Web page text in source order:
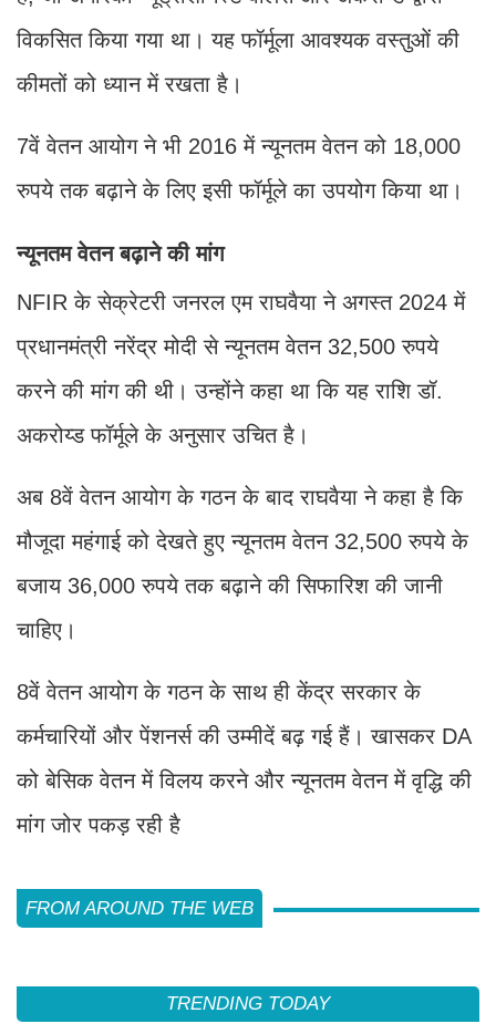
विकसित किया गया था। यह फॉर्मूला आवश्यक वस्तुओं की
कीमतों को ध्यान में रखता है।
7वें वेतन आयोग ने भी 2016 में न्यूनतम वेतन को 18,000
रुपये तक बढ़ाने के लिए इसी फॉर्मूले का उपयोग किया था।
न्यूनतम वेतन बढ़ाने की मांग
NFIR के सेक्रेटरी जनरल एम राघवैया ने अगस्त 2024 में
प्रधानमंत्री नरेंद्र मोदी से न्यूनतम वेतन 32,500 रुपये
करने की मांग की थी। उन्होंने कहा था कि यह राशि डॉ.
अकरोय्ड फॉर्मूले के अनुसार उचित है।
अब 8वें वेतन आयोग के गठन के बाद राघवैया ने कहा है कि
मौजूदा महंगाई को देखते हुए न्यूनतम वेतन 32,500 रुपये के
बजाय 36,000 रुपये तक बढ़ाने की सिफारिश की जानी
चाहिए।
8वें वेतन आयोग के गठन के साथ ही केंद्र सरकार के
कर्मचारियों और पेंशनर्स की उम्मीदें बढ़ गई हैं। खासकर DA
को बेसिक वेतन में विलय करने और न्यूनतम वेतन में वृद्धि की
मांग जोर पकड़ रही है
FROM AROUND THE WEB
TRENDING TODAY